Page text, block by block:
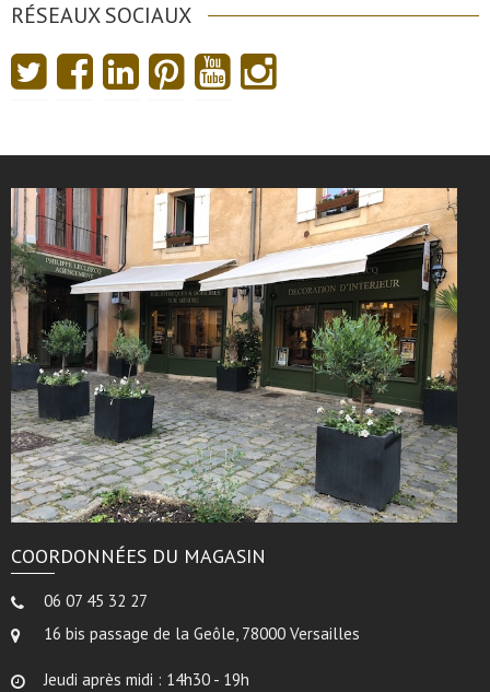
RÉSEAUX SOCIAUX
COORDONNÉES DU MAGASIN
06 07 45 32 27
16 bis passage de la Geôle, 78000 Versailles
Jeudi après midi : 14h30 - 19h